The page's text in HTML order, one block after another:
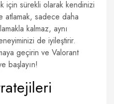
için sürekli olarak kendinizi
atlamak, sadece daha
kalmaz, aynı
de iyileştirir.
geçirin ve Valorant
başlayın!